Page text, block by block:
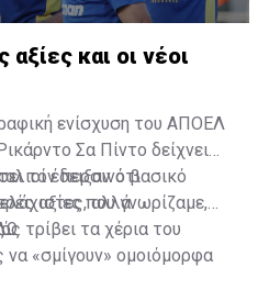
και οι νέοι
ενίσχυση του ΑΠΟΕΛ
Σα Πίντο δείχνει
τον περσινό βασικό
αλλά
έδειξαν ότι
αξίες που γνωρίζαμε,
τρίβει τα χέρια του
«σμίγουν» ομοιόμορφα
.